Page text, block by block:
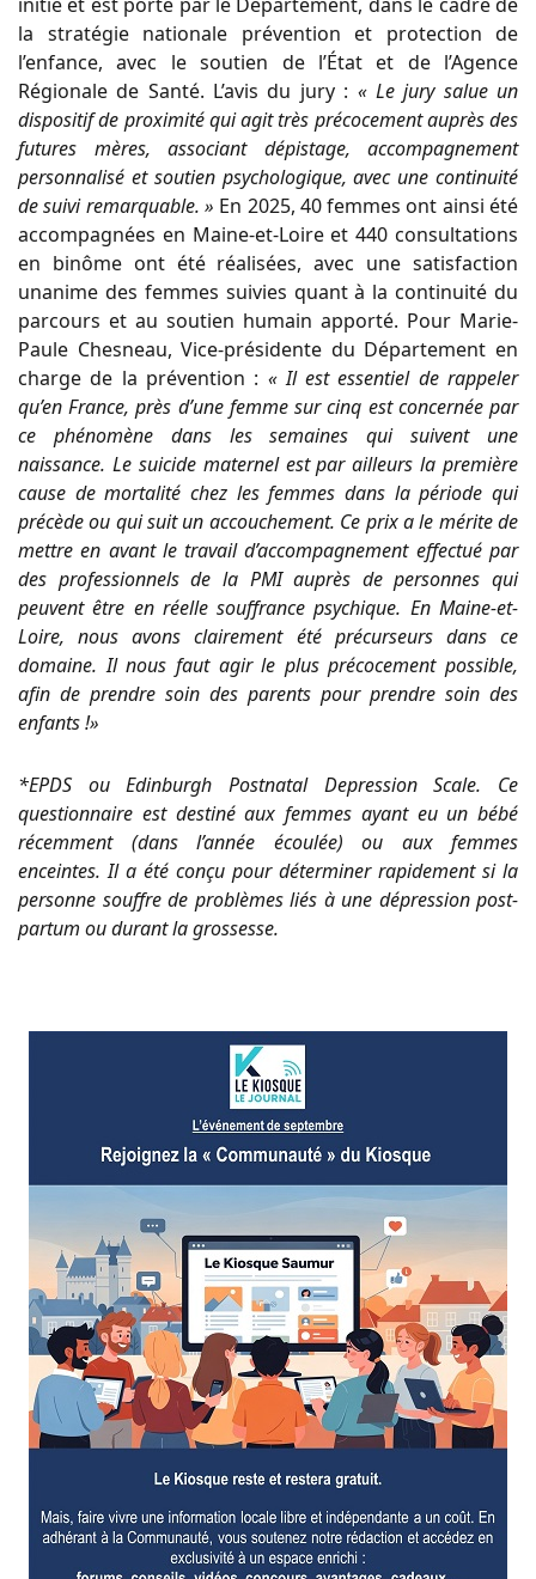
la stratégie nationale prévention et protection de
l’enfance, avec le soutien de l’État et de l’Agence
Régionale de Santé. L’avis du jury : « Le jury salue un
dispositif de proximité qui agit très précocement auprès des
futures mères, associant dépistage, accompagnement
personnalisé et soutien psychologique, avec une continuité
de suivi remarquable. » En 2025, 40 femmes ont ainsi été
accompagnées en Maine-et-Loire et 440 consultations
en binôme ont été réalisées, avec une satisfaction
unanime des femmes suivies quant à la continuité du
parcours et au soutien humain apporté. Pour Marie-
Paule Chesneau, Vice-présidente du Département en
charge de la prévention : « Il est essentiel de rappeler
qu’en France, près d’une femme sur cinq est concernée par
ce phénomène dans les semaines qui suivent une
naissance. Le suicide maternel est par ailleurs la première
cause de mortalité chez les femmes dans la période qui
précède ou qui suit un accouchement. Ce prix a le mérite de
mettre en avant le travail d’accompagnement effectué par
des professionnels de la PMI auprès de personnes qui
peuvent être en réelle souffrance psychique. En Maine-et-
Loire, nous avons clairement été précurseurs dans ce
domaine. Il nous faut agir le plus précocement possible,
afin de prendre soin des parents pour prendre soin des
enfants !»
*EPDS ou Edinburgh Postnatal Depression Scale. Ce
questionnaire est destiné aux femmes ayant eu un bébé
récemment (dans l’année écoulée) ou aux femmes
enceintes. Il a été conçu pour déterminer rapidement si la
personne souffre de problèmes liés à une dépression post-
partum ou durant la grossesse.